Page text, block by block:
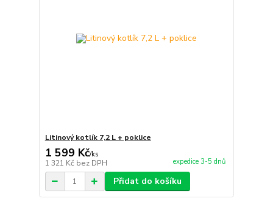
Litinový kotlík 7,2 L + poklice
1 599 Kč/ks
1 321 Kč bez DPH expedice 3-5 dnů
Přidat do košíku